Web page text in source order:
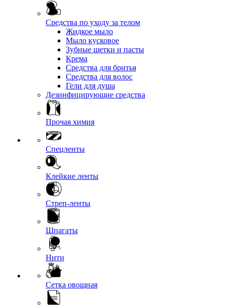
Средства по уходу за телом
Жидкое мыло
Мыло кусковое
Зубные щетки и пасты
Крема
Средства для бритья
Средства для волос
Гели для душа
Дезинфицирующие средства
Прочая химия
Спецленты
Клейкие ленты
Стреп-ленты
Шпагаты
Нити
Сетка овощная